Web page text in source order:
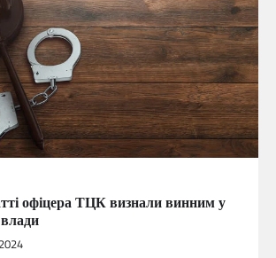
офіцера ТЦК визнали винним у